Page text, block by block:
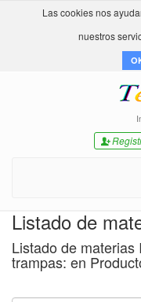
Las cookies nos
nuestros
Listado de
Listado de
trampas: en